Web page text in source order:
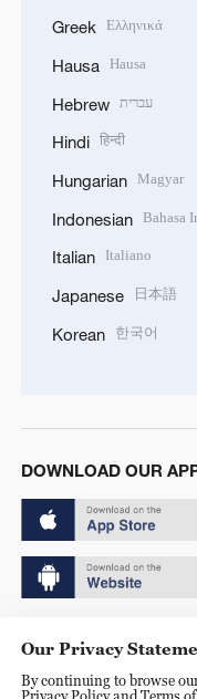
Greek Ελληνικά
Hausa Hausa
Hebrew עברית
Hindi हिन्दी
Hungarian Magyar
Indonesian Bahasa
Italian Italiano
Japanese 日本語
Korean 한국어
DOWNLOAD OUR
京ICP备20000184号
Our Privacy
By continuing to browse
Privacy Policy and Terms